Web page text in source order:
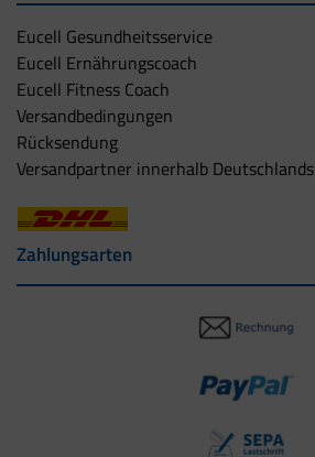
Eucell Gesundheitsservice
Eucell Ernährungscoach
Eucell Fitness Coach
Versandbedingungen
Rücksendung
Versandpartner innerhalb Deutschlands
Zahlungsarten